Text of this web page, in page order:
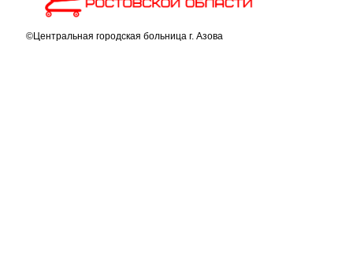
©Центральная городская больница г. Азова